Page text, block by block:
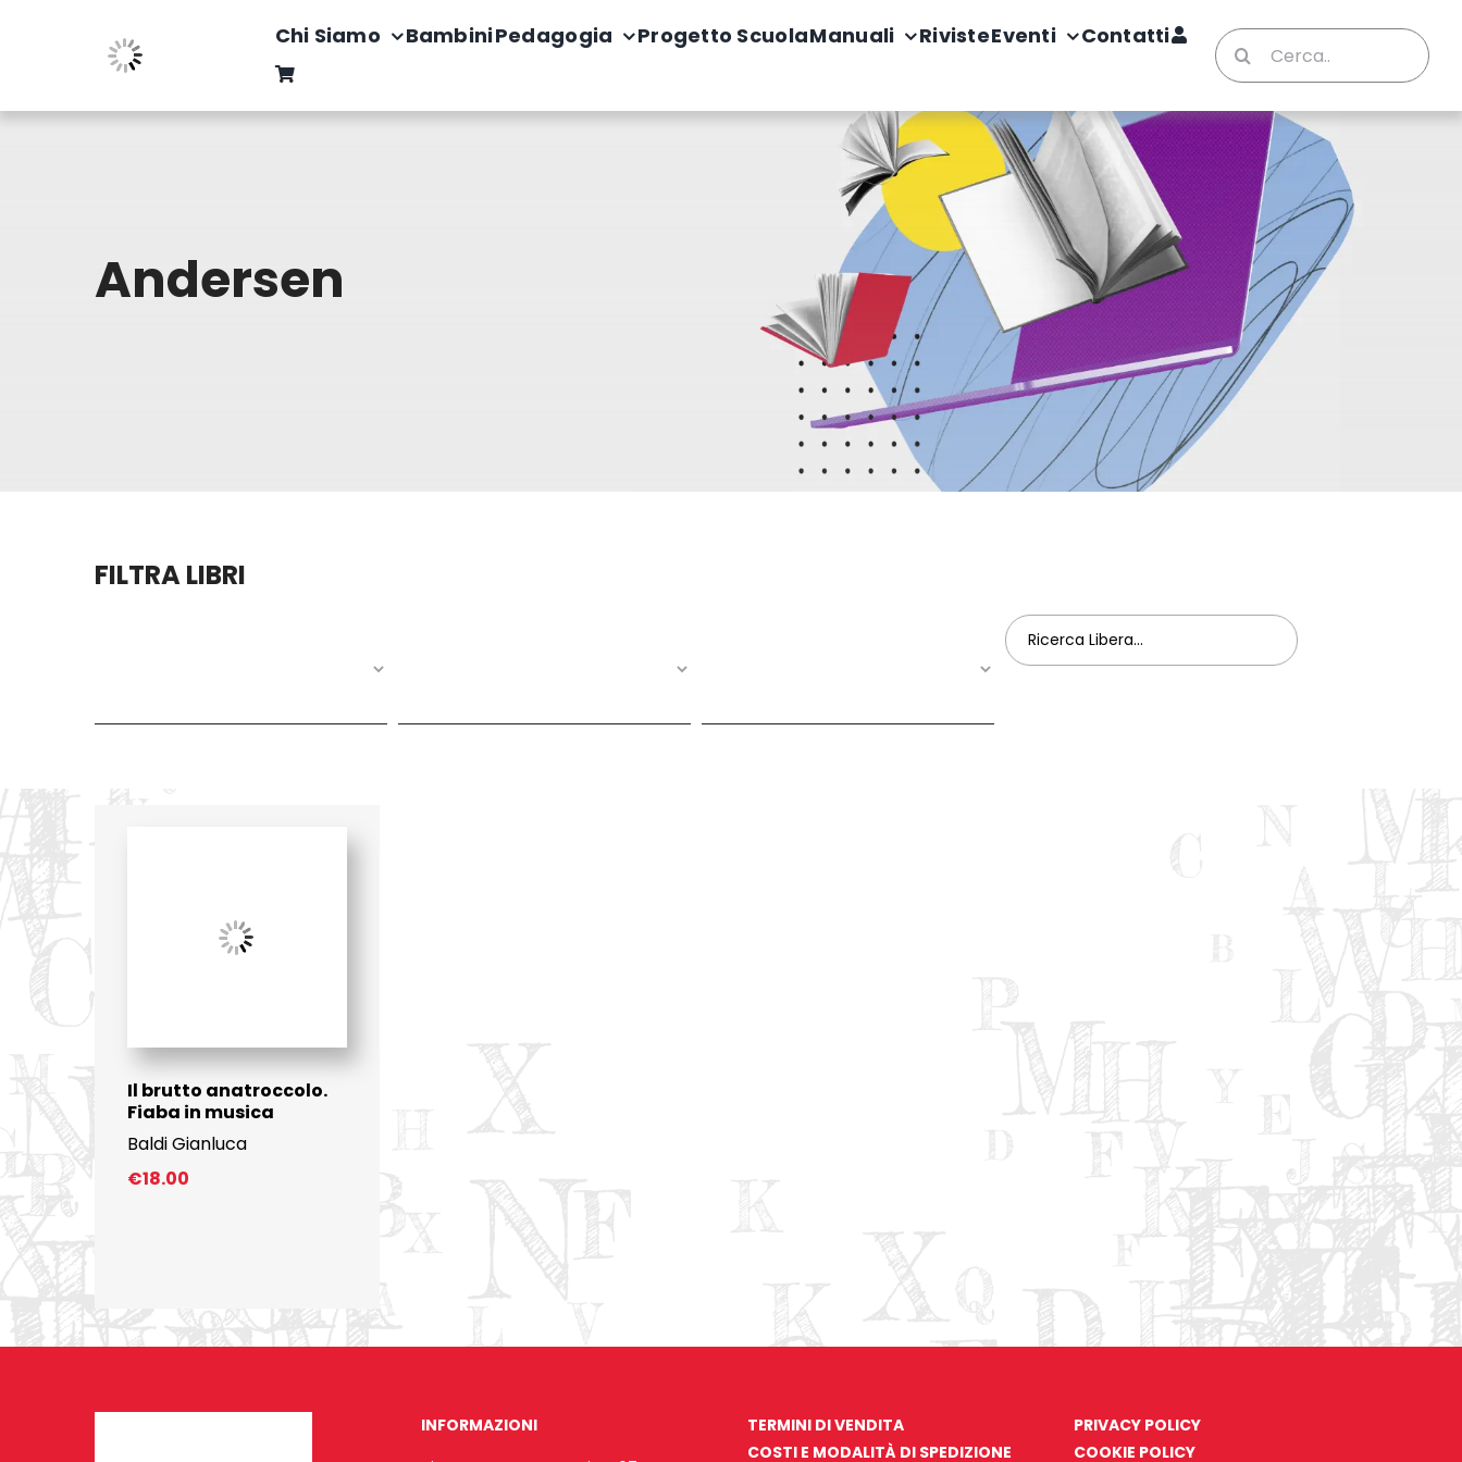
Chi Siamo BambiniPedagogia Progetto ScuolaManuali RivisteEventi Contatti
Cerca
per:
Andersen
FILTRA LIBRI
Il brutto anatroccolo.
Fiaba in musica
Baldi Gianluca
€18.00
INFORMAZIONI
TERMINI DI VENDITA
COSTI E MODALITÀ DI SPEDIZIONE
PRIVACY POLICY
COOKIE POLICY